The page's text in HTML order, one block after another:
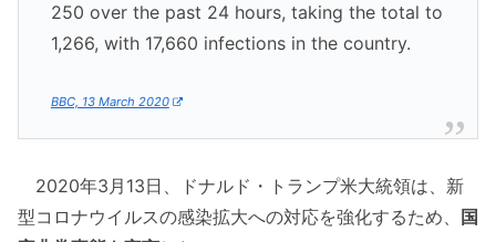
250 over the past 24 hours, taking the total to
1,266, with 17,660 infections in the country.
BBC, 13 March 2020
2020年3月13日、ドナルド・トランプ米大統領は、新
型コロナウイルスの感染拡大への対応を強化するため、
国